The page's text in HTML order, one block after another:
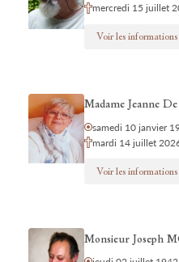
mercredi 15 juillet
Voir les informations
Madame Jeanne
samedi 10 janvier
mardi 14 juillet
Voir les informations
Monsieur Joseph